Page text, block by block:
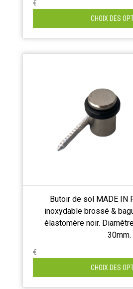
€
CHOIX DES
Butoir de sol MADE IN
inoxydable brossé &
élastomère noir.
30mm.
€
CHOIX DES